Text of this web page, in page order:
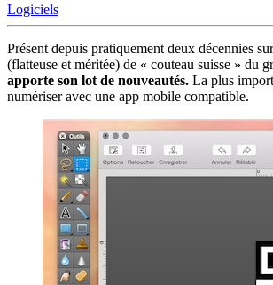
Logiciels
Présent depuis pratiquement deux décennies
(flatteuse et méritée) de « couteau suisse » du
apporte son lot de nouveautés. La plus
numériser avec une app mobile compatible.